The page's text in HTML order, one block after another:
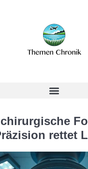
rettet